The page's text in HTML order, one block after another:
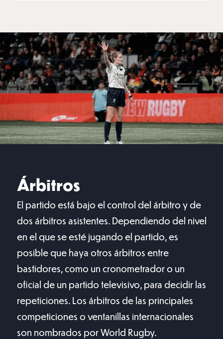
Árbitros
El partido está bajo el control del árbitro y de
dos árbitros asistentes. Dependiendo del nivel
en el que se esté jugando el partido, es
posible que haya otros árbitros entre
bastidores, como un cronometrador o un
oficial de un partido televisivo, para decidir las
repeticiones. Los árbitros de las principales
competiciones o ventanillas internacionales
son nombrados por World Rugby.